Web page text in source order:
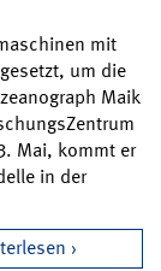
mit
um die
Maik
Mai, kommt er
in der